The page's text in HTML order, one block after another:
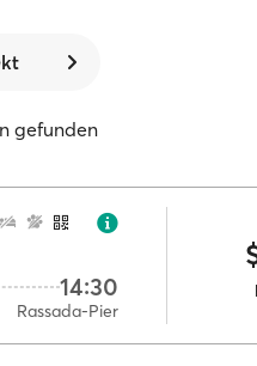
gefunden
14:30
Rassada-Pier